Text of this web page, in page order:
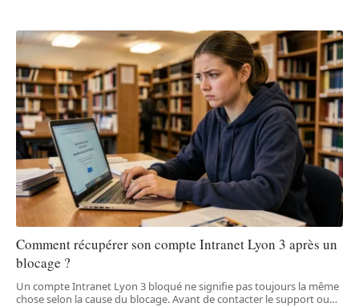
Comment récupérer son compte Intranet Lyon 3 après un
blocage ?
Un compte Intranet Lyon 3 bloqué ne signifie pas toujours la même
chose selon la cause du blocage. Avant de contacter le support ou…